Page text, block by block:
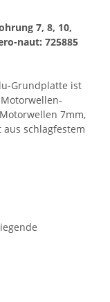
7, 8, 10,
naut: 725885
Grundplatte ist
7mm,
schlagfestem